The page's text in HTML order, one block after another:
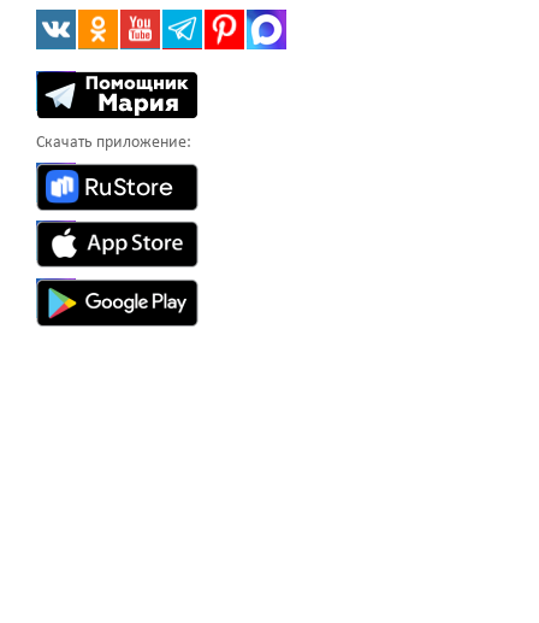
Скачать приложение: